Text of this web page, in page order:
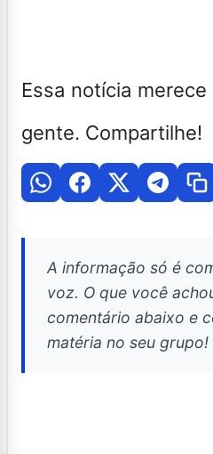
Essa notícia
gente. Compartilhe!
A informação só é
voz. O que você
comentário abaixo e
matéria no seu grupo!